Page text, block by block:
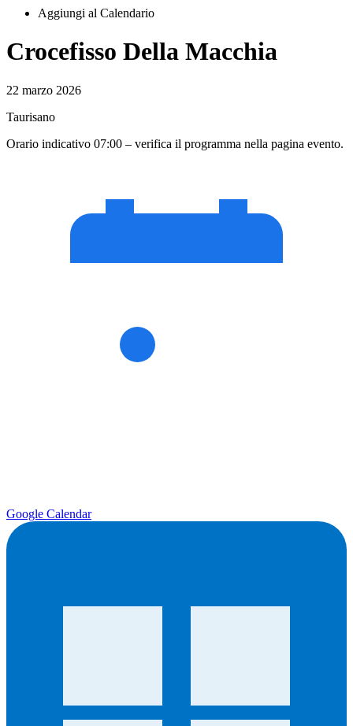
Aggiungi al Calendario
Crocefisso Della Macchia
22 marzo 2026
Taurisano
Orario indicativo 07:00 – verifica il programma nella pagina evento.
Google Calendar